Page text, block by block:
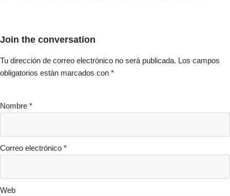
Join the conversation
Tu dirección de correo electrónico no será publicada. Los campos
obligatorios están marcados con *
Nombre *
Correo electrónico *
Web